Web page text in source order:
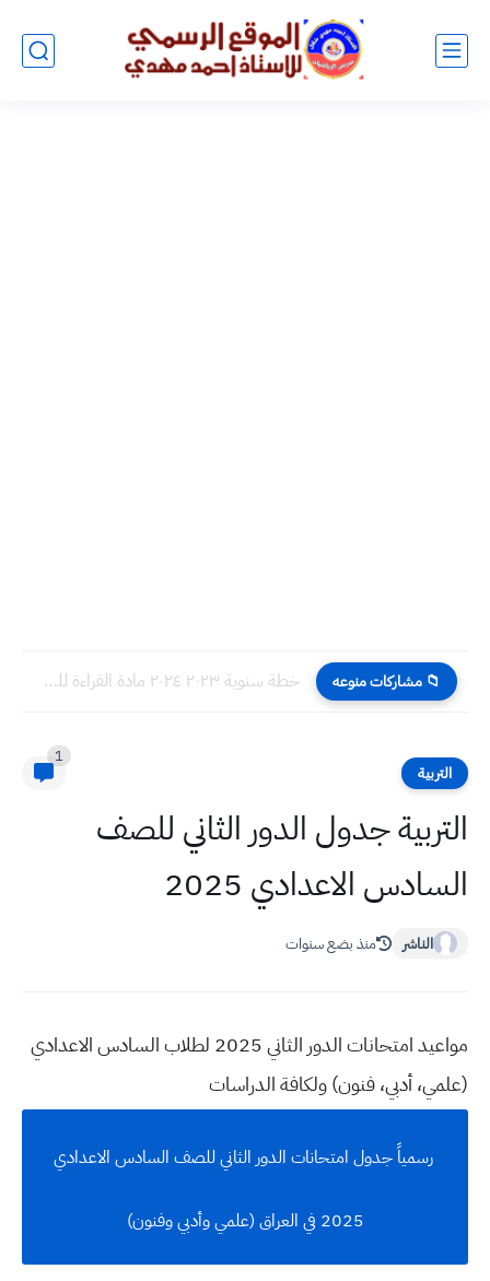
📁 مشاركات منوعه خطة سنوية ٢٠٢٣ ٢٠٢٤ مادة القراءة للصف الخامس الابتدائي
التربية
1
التربية جدول الدور الثاني للصف
السادس الاعدادي 2025
الناشر منذ بضع سنوات
مواعيد امتحانات الدور الثاني 2025 لطلاب السادس الاعدادي
(علمي، أدبي، فنون) ولكافة الدراسات
رسمياً جدول امتحانات الدور الثاني للصف السادس الاعدادي
2025 في العراق (علمي وأدبي وفنون)